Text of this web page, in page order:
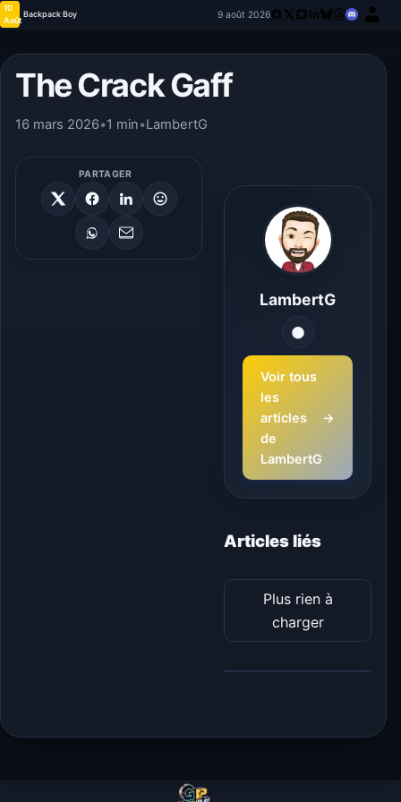
10
Août
Backpack Boy 9 août 2026
The Crack Gaff
16 mars 2026•1 min•LambertG
PARTAGER
LambertG
Voir tous
les
articles
de
LambertG
→
Articles liés
Plus rien à
charger